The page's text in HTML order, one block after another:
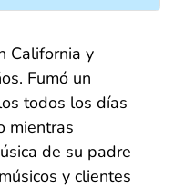
California y
Fumó un
todos los días
mientras
de su padre
y clientes